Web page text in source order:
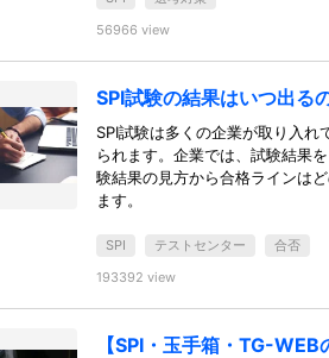
56966 view
SPI試験の結果はいつ出る
SPI試験は多くの企業が取り入
られます。企業では、試験結果
験結果の見方から合格ラインは
ます。
SPI テストセンター
合否
193392 view
【SPI・玉手箱・TG-